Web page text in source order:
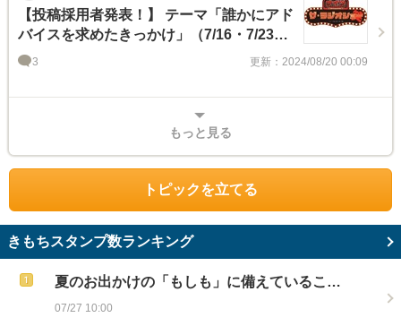
【投稿採用者発表！】 テーマ「誰かにアド
バイスを求めたきっかけ」（7/16・7/23放
送)3 更新：2024/08/20 00:09
もっと見る
トピックを立てる
きもちスタンプ数ランキング
夏のお出かけの「もしも」に備えているこ…
07/27 10:00